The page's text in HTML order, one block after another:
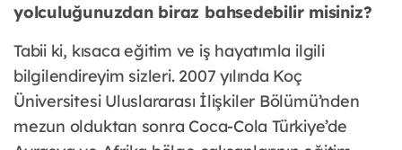
yolculuğunuzdan biraz bahsedebilir misiniz?
Tabii ki, kısaca eğitim ve iş hayatımla ilgili
bilgilendireyim sizleri. 2007 yılında Koç
Üniversitesi Uluslararası İlişkiler Bölümü’nden
mezun olduktan sonra Coca-Cola Türkiye’de